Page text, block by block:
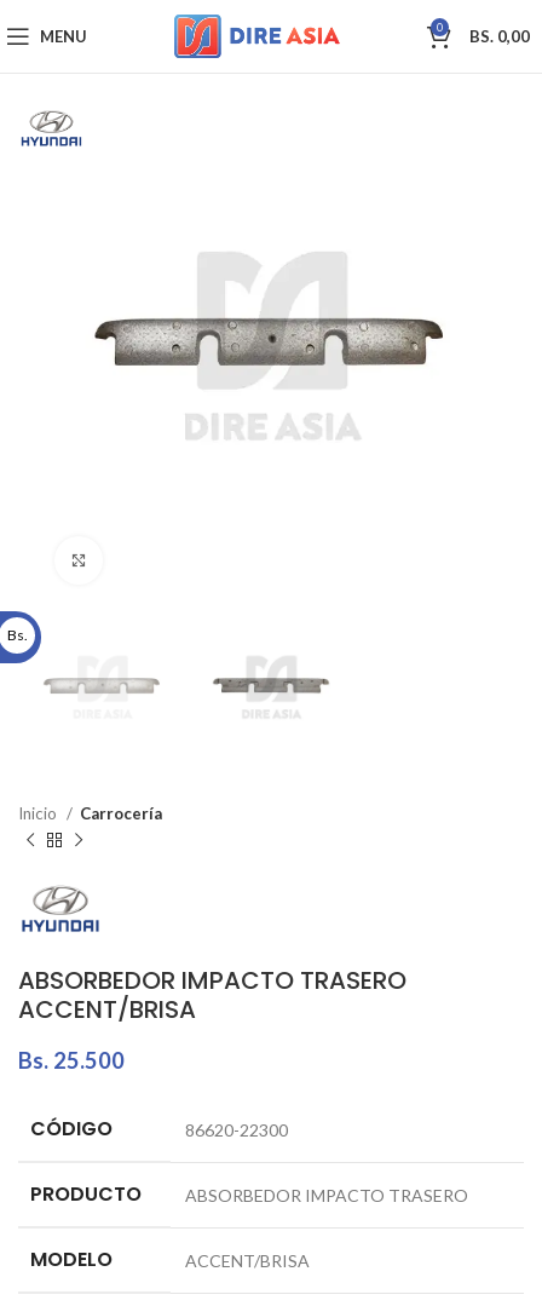
MENU 0 BS. 0,00
Inicio Carrocería
ABSORBEDOR IMPACTO TRASERO
ACCENT/BRISA
Bs. 25.500
CÓDIGO 86620-22300
PRODUCTO ABSORBEDOR IMPACTO TRASERO
MODELO ACCENT/BRISA
Bs.